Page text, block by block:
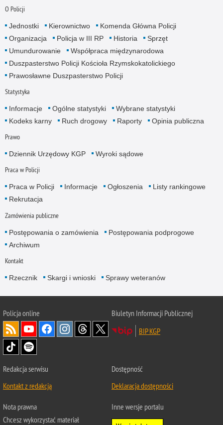
O Policji
Jednostki Kierownictwo
Komenda Główna Policji
Organizacja
Policja w III RP Historia
Sprzęt
Umundurowanie
Współpraca międzynarodowa
Duszpasterstwo Policji Kościoła Rzymskokatolickiego
Prawosławne Duszpasterstwo Policji
Statystyka
Informacje Ogólne statystyki
Wybrane statystyki
Kodeks karny
Ruch drogowy Raporty Opinia publiczna
Prawo
Dziennik Urzędowy KGP Wyroki sądowe
Praca w Policji
Praca w Policji Informacje Ogłoszenia
Listy rankingowe
Rekrutacja
Zamówienia publiczne
Postępowania o zamówienia
Postępowania podprogowe
Archiwum
Kontakt
Rzecznik Skargi i wnioski Sprawy weteranów
Policjaonline
Biuletyn Informacji Publicznej
BIP KGP
Redakcja serwisu
Kontakt z redakcją
Dostępność
Deklaracja dostępności
Nota prawna
Chcesz wykorzystać materiał
Inne wersje portalu